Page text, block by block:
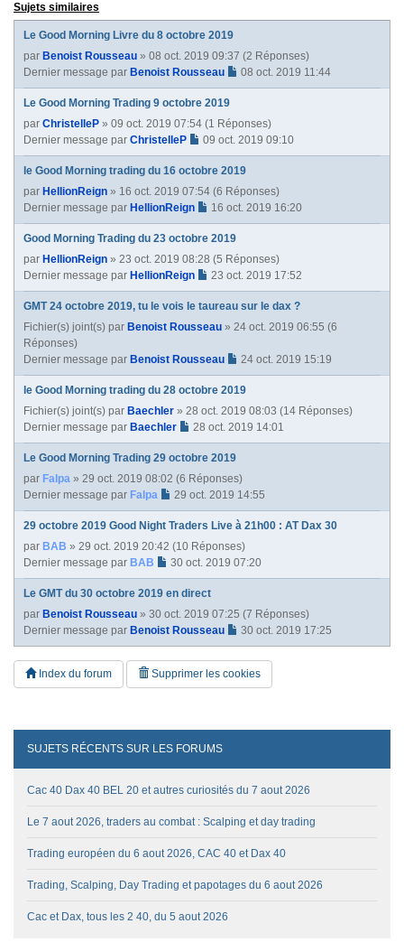
V
Sujets similaires
Le Good Morning Livre du 8 octobre 2019
par Benoist Rousseau » 08 oct. 2019 09:37 (2 Réponses)
Dernier message par Benoist Rousseau 08 oct. 2019 11:44
Le Good Morning Trading 9 octobre 2019
par ChristelleP » 09 oct. 2019 07:54 (1 Réponses)
Dernier message par ChristelleP 09 oct. 2019 09:10
le Good Morning trading du 16 octobre 2019
par HellionReign » 16 oct. 2019 07:54 (6 Réponses)
Dernier message par HellionReign 16 oct. 2019 16:20
Good Morning Trading du 23 octobre 2019
par HellionReign » 23 oct. 2019 08:28 (5 Réponses)
Dernier message par HellionReign 23 oct. 2019 17:52
GMT 24 octobre 2019, tu le vois le taureau sur le dax ?
Fichier(s) joint(s) par Benoist Rousseau » 24 oct. 2019 06:55 (6
Réponses)
Dernier message par Benoist Rousseau 24 oct. 2019 15:19
le Good Morning trading du 28 octobre 2019
Fichier(s) joint(s) par Baechler » 28 oct. 2019 08:03 (14 Réponses)
Dernier message par Baechler 28 oct. 2019 14:01
Le Good Morning Trading 29 octobre 2019
par Falpa » 29 oct. 2019 08:02 (6 Réponses)
Dernier message par Falpa 29 oct. 2019 14:55
29 octobre 2019 Good Night Traders Live à 21h00 : AT Dax 30
par BAB » 29 oct. 2019 20:42 (10 Réponses)
Dernier message par BAB 30 oct. 2019 07:20
Le GMT du 30 octobre 2019 en direct
par Benoist Rousseau » 30 oct. 2019 07:25 (7 Réponses)
Dernier message par Benoist Rousseau 30 oct. 2019 17:25
Index du forum Supprimer les cookies
SUJETS RÉCENTS SUR LES FORUMS
Cac 40 Dax 40 BEL 20 et autres curiosités du 7 aout 2026
Le 7 aout 2026, traders au combat : Scalping et day trading
Trading européen du 6 aout 2026, CAC 40 et Dax 40
Trading, Scalping, Day Trading et papotages du 6 aout 2026
Cac et Dax, tous les 2 40, du 5 aout 2026